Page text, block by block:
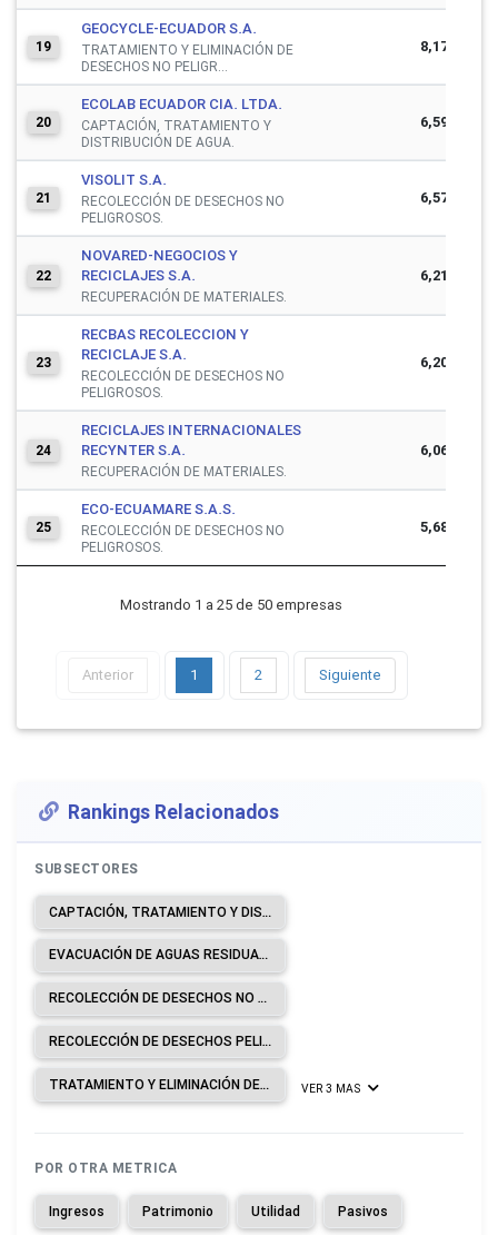
19
GEOCYCLE-ECUADOR S.A.
TRATAMIENTO Y ELIMINACIÓN DE
DESECHOS NO PELIGR...
8,175,336
20
ECOLAB ECUADOR CIA. LTDA.
CAPTACIÓN, TRATAMIENTO Y
DISTRIBUCIÓN DE AGUA.
6,595,823
21
VISOLIT S.A.
RECOLECCIÓN DE DESECHOS NO
PELIGROSOS.
6,572,192
22
NOVARED-NEGOCIOS Y
RECICLAJES S.A.
RECUPERACIÓN DE MATERIALES.
6,216,764
23
RECBAS RECOLECCION Y
RECICLAJE S.A.
RECOLECCIÓN DE DESECHOS NO
PELIGROSOS.
6,209,520
24
RECICLAJES INTERNACIONALES
RECYNTER S.A.
RECUPERACIÓN DE MATERIALES.
6,065,894
25
ECO-ECUAMARE S.A.S.
RECOLECCIÓN DE DESECHOS NO
PELIGROSOS.
5,688,006
Mostrando 1 a 25 de 50 empresas
Anterior 1 2 Siguiente
Rankings Relacionados
SUBSECTORES
CAPTACIÓN, TRATAMIENTO Y DISTRIBUCIÓN DE AGUA.
EVACUACIÓN DE AGUAS RESIDUALES.
RECOLECCIÓN DE DESECHOS NO PELIGROSOS.
RECOLECCIÓN DE DESECHOS PELIGROSOS.
TRATAMIENTO Y ELIMINACIÓN DE DESECHOS NO PELIGROSOS. VER 3 MAS
POR OTRA METRICA
Ingresos Patrimonio Utilidad Pasivos